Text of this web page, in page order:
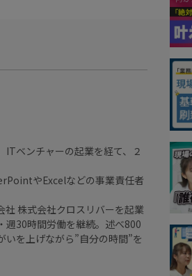
ITベンチャーの起業を経て、２
やExcelなどの事業責任者
社 株式会社クロスリバーを起業
週30時間労働を継続。述べ800
を上げながら”自分の時間”を